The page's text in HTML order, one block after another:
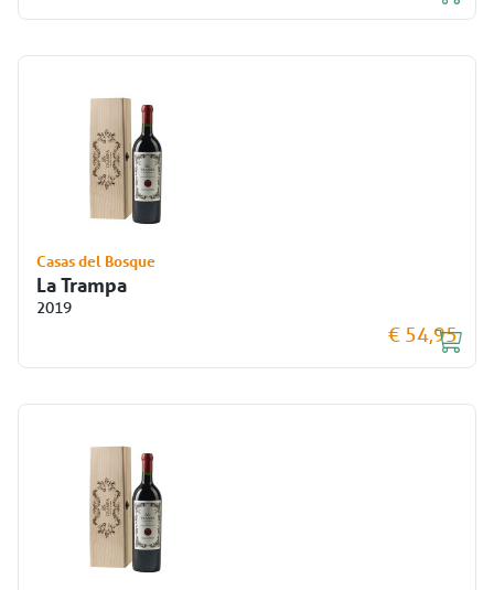
Casas del Bosque
La Trampa
2019
€ 54,95